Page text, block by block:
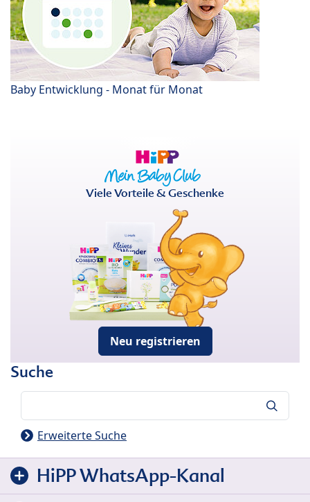
Baby Entwicklung - Monat für Monat
Viele Vorteile & Geschenke
Neu registrieren
Suche
Erweiterte Suche
HiPP WhatsApp-Kanal